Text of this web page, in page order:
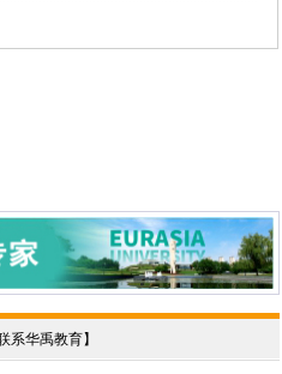
系华禹教育】